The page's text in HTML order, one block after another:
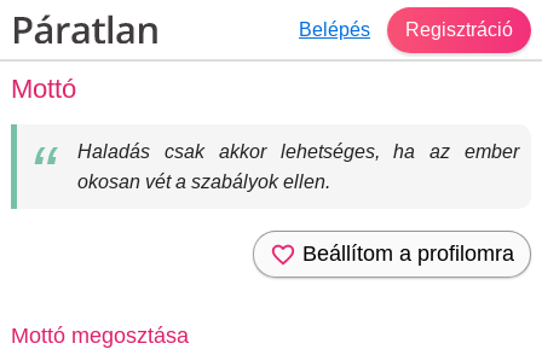
Belépés Regisztráció
Mottó
Haladás csak akkor lehetséges, ha az ember
okosan vét a szabályok ellen.
Beállítom a profilomra
Mottó megosztása